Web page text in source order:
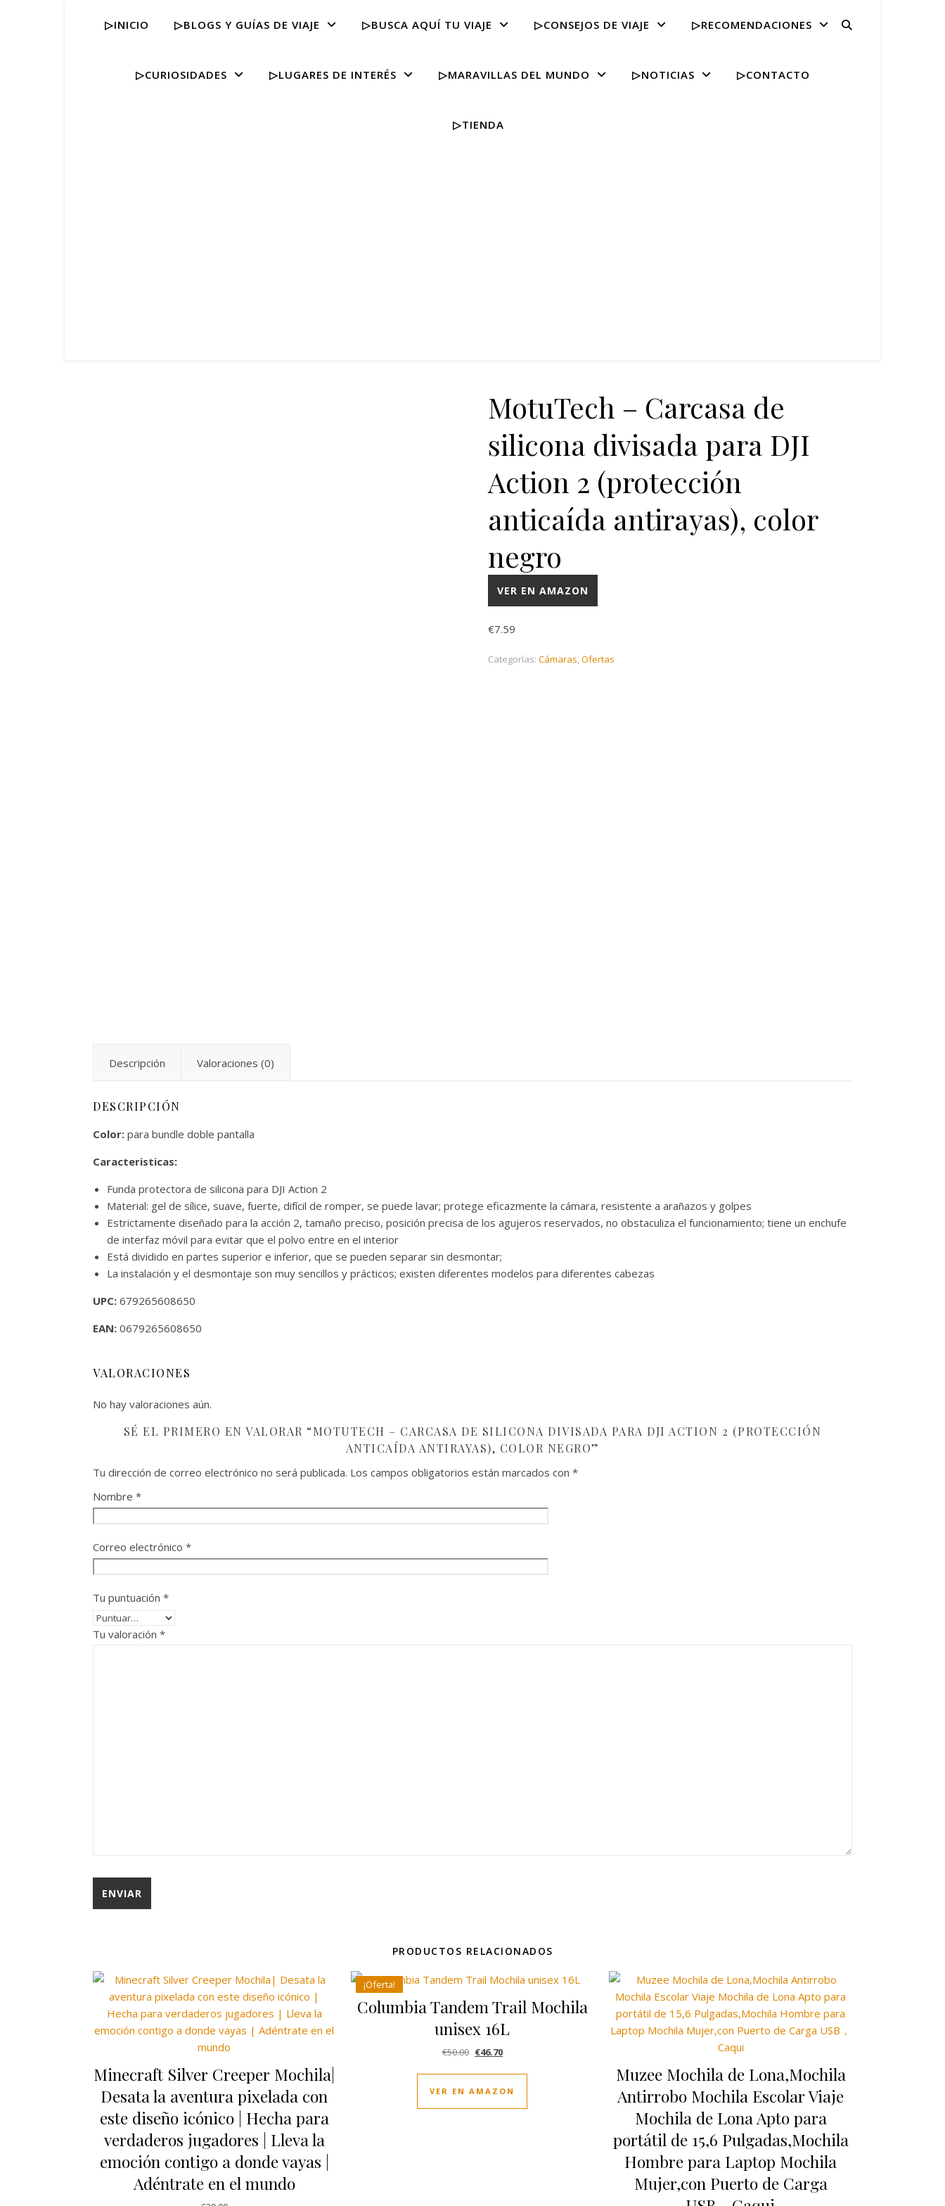
▷INICIO ▷BLOGS Y GUÍAS DE VIAJE ▷BUSCA AQUÍ TU VIAJE ▷CONSEJOS DE VIAJE ▷RECOMENDACIONES
▷CURIOSIDADES ▷LUGARES DE INTERÉS ▷MARAVILLAS DEL MUNDO ▷NOTICIAS ▷CONTACTO
▷TIENDA
MotuTech – Carcasa de
silicona divisada para DJI
Action 2 (protección
anticaída antirayas), color
negro
VER EN AMAZON
€7.59
Categorías: Cámaras,Ofertas
Descripción Valoraciones (0)
DESCRIPCIÓN
Color: para bundle doble pantalla
Caracteristicas:
Funda protectora de silicona para DJI Action 2
Material: gel de sílice, suave, fuerte, difícil de romper, se puede lavar; protege eficazmente la cámara, resistente a arañazos y golpes
Estrictamente diseñado para la acción 2, tamaño preciso, posición precisa de los agujeros reservados, no obstaculiza el funcionamiento; tiene un enchufe
de interfaz móvil para evitar que el polvo entre en el interior
Está dividido en partes superior e inferior, que se pueden separar sin desmontar;
La instalación y el desmontaje son muy sencillos y prácticos; existen diferentes modelos para diferentes cabezas
UPC: 679265608650
EAN: 0679265608650
VALORACIONES
No hay valoraciones aún.
SÉ EL PRIMERO EN VALORAR “MOTUTECH – CARCASA DE SILICONA DIVISADA PARA DJI ACTION 2 (PROTECCIÓN
ANTICAÍDA ANTIRAYAS), COLOR NEGRO”
Tu dirección de correo electrónico no será publicada. Los campos obligatorios están marcados con *
Nombre *
Correo electrónico *
Tu puntuación *
Tu valoración *
PRODUCTOS RELACIONADOS
Minecraft Silver Creeper Mochila|
Desata la aventura pixelada con
este diseño icónico | Hecha para
verdaderos jugadores | Lleva la
emoción contigo a donde vayas |
Adéntrate en el mundo
¡Oferta!
Columbia Tandem Trail Mochila
unisex 16L
€50.00 El precio original era: €50.00.
€46.70El precio actual es: €46.70.
VER EN AMAZON
Muzee Mochila de Lona,Mochila
Antirrobo Mochila Escolar Viaje
Mochila de Lona Apto para
portátil de 15,6 Pulgadas,Mochila
Hombre para Laptop Mochila
Mujer,con Puerto de Carga